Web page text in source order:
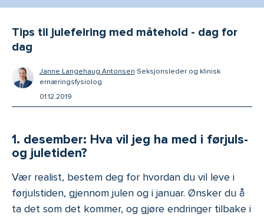
Tips til julefeiring med måtehold - dag for
dag
Janne Langehaug Antonsen -Seksjonsleder og klinisk
ernæringsfysiolog
01.12.2019
1. desember: Hva vil jeg ha med i førjuls-
og juletiden?
Vær realist, bestem deg for hvordan du vil leve i
førjulstiden, gjennom julen og i januar. Ønsker du å
ta det som det kommer, og gjøre endringer tilbake i